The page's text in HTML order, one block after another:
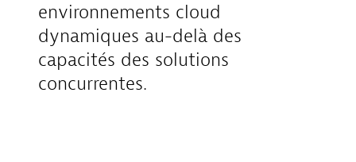
environnements cloud
dynamiques au-delà des
capacités des solutions
concurrentes.